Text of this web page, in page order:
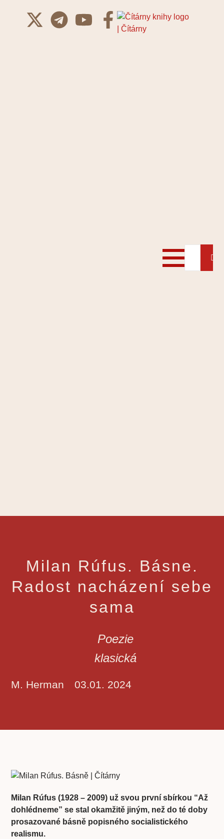
Milan Rúfus. Básne.
Radost nacházení sebe
sama
Poezie
klasická
M. Herman 03.01. 2024
Milan Rúfus (1928 – 2009) už svou první sbírkou “Až
dohlédneme” se stal okamžitě jiným, než do té doby
prosazované básně popisného socialistického
realismu.